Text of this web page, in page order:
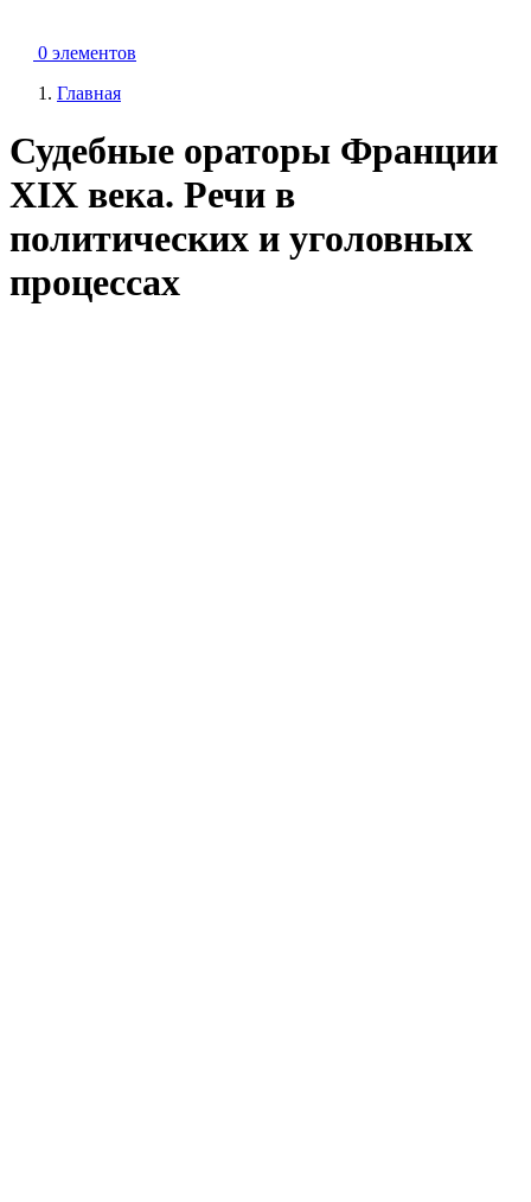
0 элементов
Главная
Судебные ораторы Франции
XIX века. Речи в
политических и уголовных
процессах